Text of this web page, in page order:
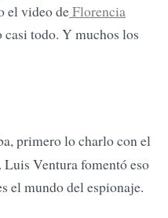
el video deFlorencia
casi todo. Y muchos los
primero lo charlo con el
Ventura fomentó eso
el mundo del espionaje.